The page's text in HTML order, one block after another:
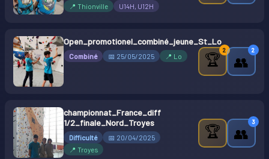
📍 Thionville
U14H, U12H
Open_promotionel_combiné_jeune_St_Lo
Combiné 📅 25/05/2025 📍 Lo 🏆
2
👥
2
championnat_France_diff
1/2_finale_Nord_Troyes
Difficulté
📅 20/04/2025
📍 Troyes
🏆 👥
3